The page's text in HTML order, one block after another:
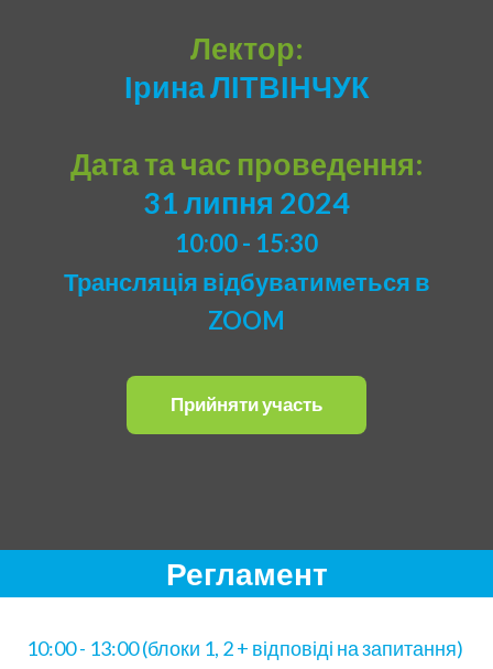
Лектор:
Ірина ЛІТВІНЧУК
Дата та час проведення:
31 липня 2024
10:00 - 15:30
Трансляція відбуватиметься в
ZOOM
Прийняти участь
Регламент
10:00 - 13:00 (блоки 1, 2 + відповіді на запитання)